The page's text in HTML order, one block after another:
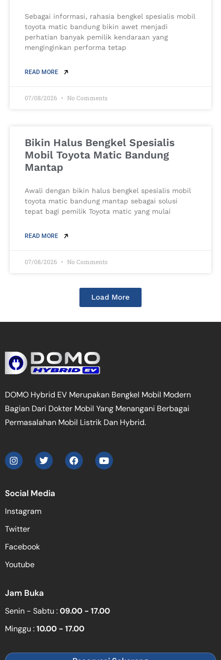
Sebagai informasi, rahasia bengkel spesialis mobil
toyota matic bandung bikin awet menjadi
perhatian banyak pemilik kendaraan yang
menginginkan performa tetap
READ MORE
07/08/2026 No Comments
Bikin Halus Bengkel Spesialis
Mobil Toyota Matic Bandung
Mantap
Awali dengan bikin halus bengkel spesialis mobil
toyota matic bandung mantap sebagai solusi
tepat bagi pemilik Toyota matic yang mulai
READ MORE
07/08/2026 No Comments
Load More
DOMO Hybrid EV Merupakan Bengkel Mobil Modern
Bagian Dari Dokter Mobil Yang Menangani Berbagai
Permasalahan Mobil Listrik Dan Hybrid.
Social Media
Instagram
Twitter
Facebook
Youtube
Jam Buka
Senin - Sabtu :09.00 - 17.00
Minggu :10.00 - 17.00